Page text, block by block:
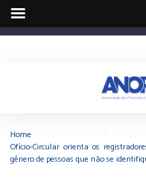
Home
Ofício-Circular orienta os
gênero de pessoas que não se